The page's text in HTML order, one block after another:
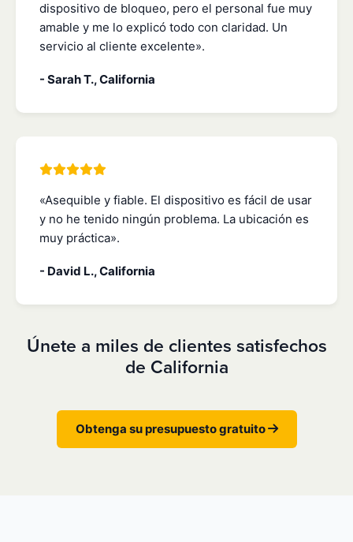
dispositivo de bloqueo, pero el personal fue muy
amable y me lo explicó todo con claridad. Un
servicio al cliente excelente».
- Sarah T., California
«Asequible y fiable. El dispositivo es fácil de usar
y no he tenido ningún problema. La ubicación es
muy práctica».
- David L., California
Únete a miles de clientes satisfechos
de California
Obtenga su presupuesto gratuito